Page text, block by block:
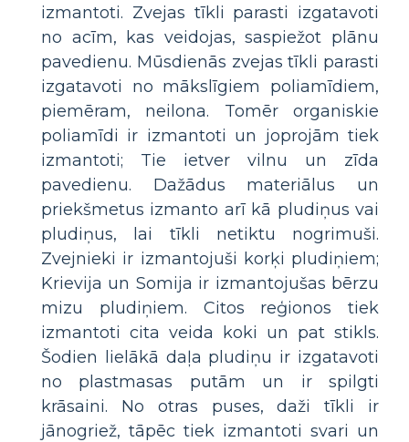
izmantoti. Zvejas tīkli parasti izgatavoti
no acīm, kas veidojas, saspiežot plānu
pavedienu. Mūsdienās zvejas tīkli parasti
izgatavoti no mākslīgiem poliamīdiem,
piemēram, neilona. Tomēr organiskie
poliamīdi ir izmantoti un joprojām tiek
izmantoti; Tie ietver vilnu un zīda
pavedienu. Dažādus materiālus un
priekšmetus izmanto arī kā pludiņus vai
pludiņus, lai tīkli netiktu nogrimuši.
Zvejnieki ir izmantojuši korķi pludiņiem;
Krievija un Somija ir izmantojušas bērzu
mizu pludiņiem. Citos reģionos tiek
izmantoti cita veida koki un pat stikls.
Šodien lielākā daļa pludiņu ir izgatavoti
no plastmasas putām un ir spilgti
krāsaini. No otras puses, daži tīkli ir
jānogriež, tāpēc tiek izmantoti svari un